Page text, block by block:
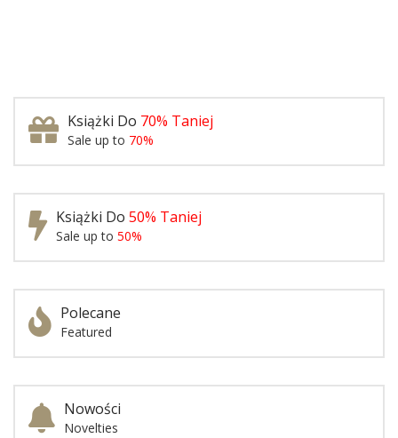
Książki Do 70% Taniej
Sale up to 70%
Książki Do 50% Taniej
Sale up to 50%
Polecane
Featured
Nowości
Novelties